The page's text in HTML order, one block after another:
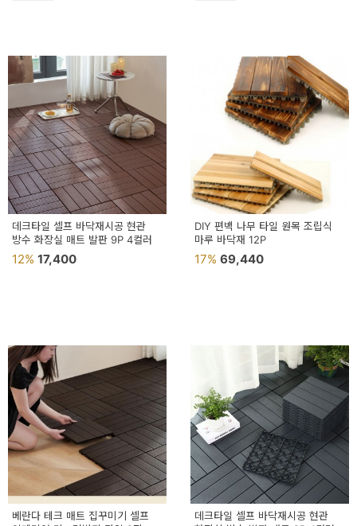
기
획
전
이
벤
트
기
획
데크타일 셀프 바닥재시공 현관
방수 화장실 매트 발판 9P 4컬러
12% 17,400
DIY 편백 나무 타일 원목 조립식
마루 바닥재 12P
17% 69,440
베란다 테크 매트 집꾸미기 셀프
데크타일 셀프 바닥재시공 현관